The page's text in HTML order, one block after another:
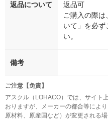
返品について
返品可
ご購入の際は
いて」を必ず
い。
備考
ご注意【免責】
アスクル（LOHACO）では、サイト
おりますが、メーカーの都合等によ
原材料、原産国など）が変更される